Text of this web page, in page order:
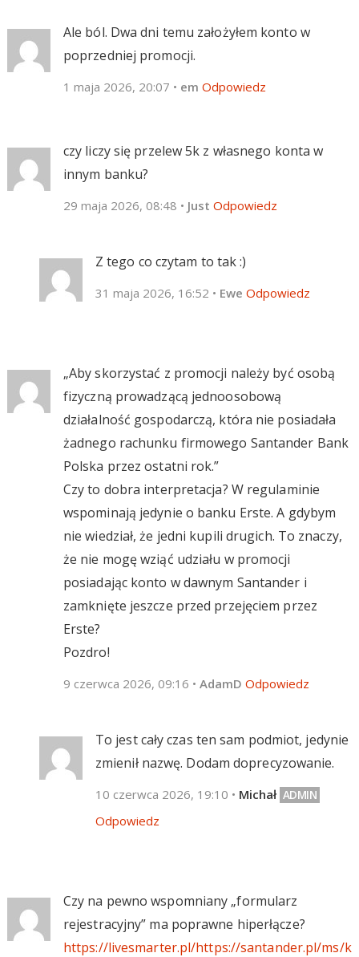
Ale ból. Dwa dni temu założyłem konto w
poprzedniej promocji.
1 maja 2026, 20:07 • em Odpowiedz
czy liczy się przelew 5k z własnego konta w
innym banku?
29 maja 2026, 08:48 • Just Odpowiedz
Z tego co czytam to tak :)
31 maja 2026, 16:52 • Ewe Odpowiedz
„Aby skorzystać z promocji należy być osobą
fizyczną prowadzącą jednoosobową
działalność gospodarczą, która nie posiadała
żadnego rachunku firmowego Santander Bank
Polska przez ostatni rok.”
Czy to dobra interpretacja? W regulaminie
wspominają jedynie o banku Erste. A gdybym
nie wiedział, że jedni kupili drugich. To znaczy,
że nie mogę wziąć udziału w promocji
posiadając konto w dawnym Santander i
zamknięte jeszcze przed przejęciem przez
Erste?
Pozdro!
9 czerwca 2026, 09:16 • AdamD Odpowiedz
To jest cały czas ten sam podmiot, jedynie
zmienił nazwę. Dodam doprecyzowanie.
10 czerwca 2026, 19:10 • Michał
Odpowiedz
Czy na pewno wspomniany „formularz
rejestracyjny” ma poprawne hiperłącze?
https://livesmarter.pl/https://santander.pl/ms/k